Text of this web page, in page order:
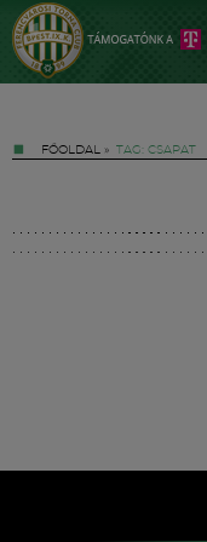
FŐOLDAL » TAG: CSAPAT
Hírek